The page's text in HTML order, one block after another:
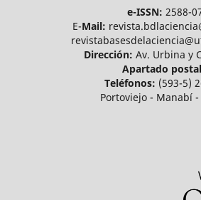
e-ISSN: 2588-
E-Mail:
Dirección: Av. Urbina y
Apartado
Teléfonos: (593-5)
Portoviejo - Manabí -